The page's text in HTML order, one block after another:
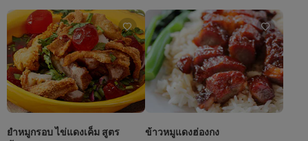
สำหรับ
recipe
นี้
สำหรับ
recipe
นี้
ยำหมูกรอบ ไข่แดงเค็ม สูตร
ข้าวหมูแดงฮ่องกง